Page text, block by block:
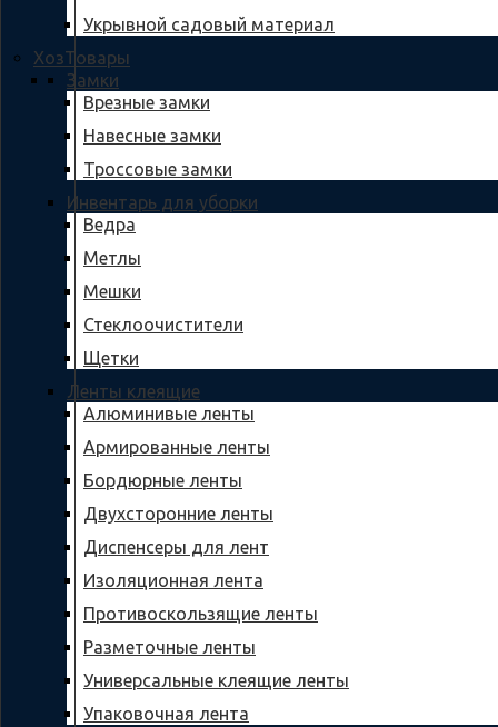
Укрывной садовый материал
ХозТовары
Замки
Врезные замки
Навесные замки
Троссовые замки
Инвентарь для уборки
Ведра
Метлы
Мешки
Стеклоочистители
Щетки
Ленты клеящие
Алюминивые ленты
Армированные ленты
Бордюрные ленты
Двухсторонние ленты
Диспенсеры для лент
Изоляционная лента
Противоскользящие ленты
Разметочные ленты
Универсальные клеящие ленты
Упаковочная лента